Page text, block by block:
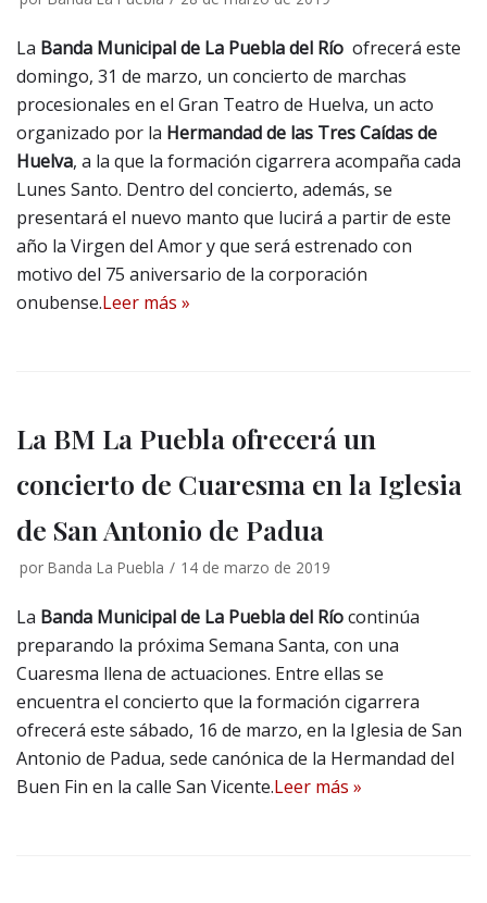
La Banda Municipal de La Puebla del Río ofrecerá este
domingo, 31 de marzo, un concierto de marchas
procesionales en el Gran Teatro de Huelva, un acto
organizado por la Hermandad de las Tres Caídas de
Huelva, a la que la formación cigarrera acompaña cada
Lunes Santo. Dentro del concierto, además, se
presentará el nuevo manto que lucirá a partir de este
año la Virgen del Amor y que será estrenado con
motivo del 75 aniversario de la corporación
onubense.Leer más »
La BM La Puebla ofrecerá un
concierto de Cuaresma en la Iglesia
de San Antonio de Padua
por Banda La Puebla 14 de marzo de 2019
La Banda Municipal de La Puebla del Ríocontinúa
preparando la próxima Semana Santa, con una
Cuaresma llena de actuaciones. Entre ellas se
encuentra el concierto que la formación cigarrera
ofrecerá este sábado, 16 de marzo, en la Iglesia de San
Antonio de Padua, sede canónica de la Hermandad del
Buen Fin en la calle San Vicente.Leer más »